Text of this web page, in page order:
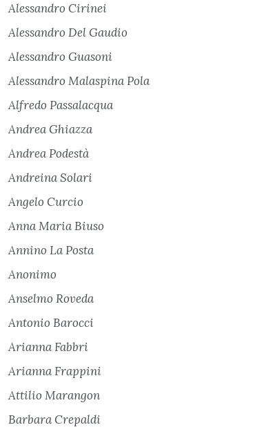
Alessandro Cirinei
Alessandro Del Gaudio
Alessandro Guasoni
Alessandro Malaspina Pola
Alfredo Passalacqua
Andrea Ghiazza
Andrea Podestà
Andreina Solari
Angelo Curcio
Anna Maria Biuso
Annino La Posta
Anonimo
Anselmo Roveda
Antonio Barocci
Arianna Fabbri
Arianna Frappini
Attilio Marangon
Barbara Crepaldi